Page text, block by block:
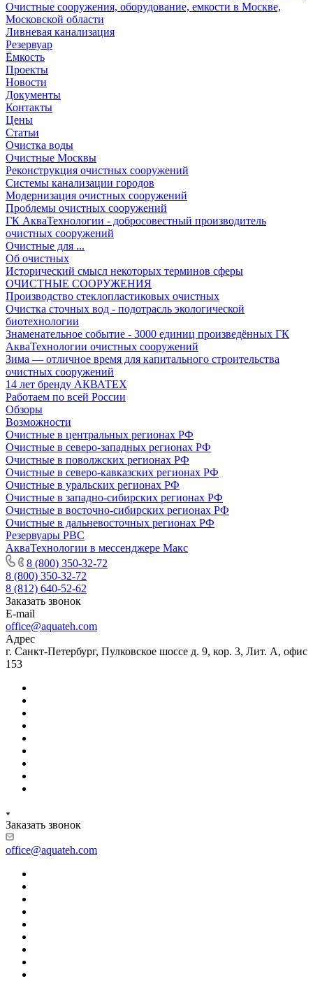
Очистные сооружения, оборудование, емкости в Москве,
Московской области
Ливневая канализация
Резервуар
Ёмкость
Проекты
Новости
Документы
Контакты
Цены
Статьи
Очистка воды
Очистные Москвы
Реконструкция очистных сооружений
Системы канализации городов
Модернизация очистных сооружений
Проблемы очистных сооружений
ГК АкваТехнологии - добросовестный производитель
очистных сооружений
Очистные для ...
Об очистных
Исторический смысл некоторых терминов сферы
ОЧИСТНЫЕ СООРУЖЕНИЯ
Производство стеклопластиковых очистных
Очистка сточных вод - подотрасль экологической
биотехнологии
Знаменательное событие - 3000 единиц произведённых ГК
АкваТехнологии очистных сооружений
Зима — отличное время для капитального строительства
очистных сооружений
14 лет бренду АКВАТЕХ
Работаем по всей России
Обзоры
Возможности
Очистные в центральных регионах РФ
Очистные в северо-западных регионах РФ
Очистные в поволжских регионах РФ
Очистные в северо-кавказских регионах РФ
Очистные в уральских регионах РФ
Очистные в западно-сибирских регионах РФ
Очистные в восточно-сибирских регионах РФ
Очистные в дальневосточных регионах РФ
Резервуары РВС
АкваТехнологии в мессенджере Макс
8 (800) 350-32-72
8 (800) 350-32-72
8 (812) 640-52-62
Заказать звонок
E-mail
office@aquateh.com
Адрес
г. Санкт-Петербург, Пулковское шоссе д. 9, кор. 3, Лит. А, офис
153
Заказать звонок
office@aquateh.com